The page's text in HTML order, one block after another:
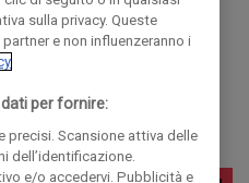
Franco Arminio, che con
di Cedi la strada agli alberi
sulla privacy. Queste
e non influenzeranno i
per fornire:
Scansione attiva delle
dell’identificazione.
e/o accedervi. Pubblicità e